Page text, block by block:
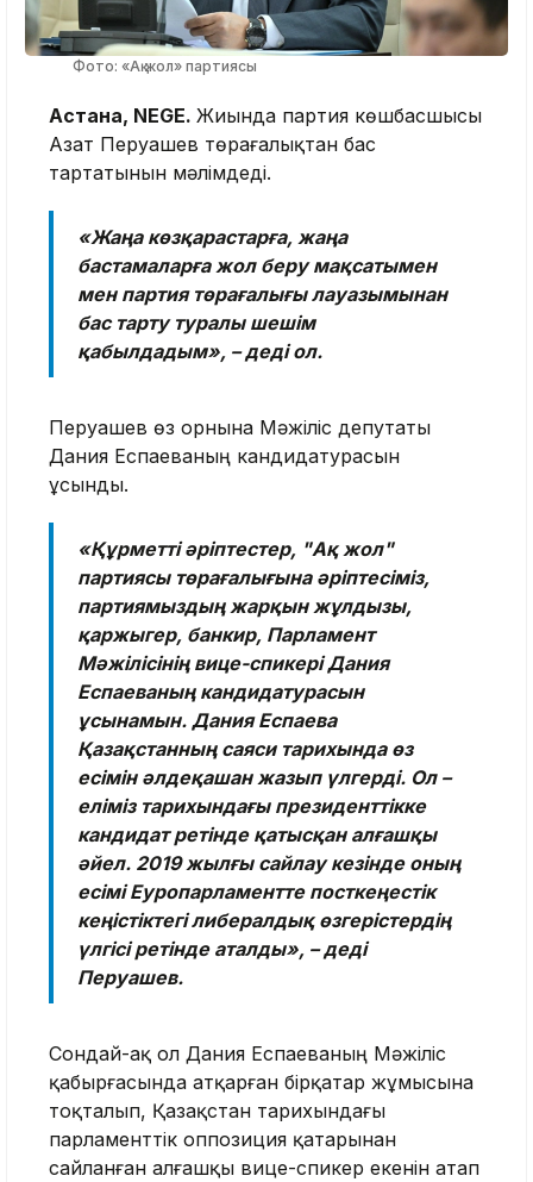
Фото: «Ақ жол» партиясы
Астана, NEGE. Жиында партия көшбасшысы
Азат Перуашев төрағалықтан бас
тартатынын мәлімдеді.
«Жаңа көзқарастарға, жаңа
бастамаларға жол беру мақсатымен
мен партия төрағалығы лауазымынан
бас тарту туралы шешім
қабылдадым», – деді ол.
Перуашев өз орнына Мәжіліс депутаты
Дания Еспаеваның кандидатурасын
ұсынды.
«Құрметті әріптестер, "Ақ жол"
партиясы төрағалығына әріптесіміз,
партиямыздың жарқын жұлдызы,
қаржыгер, банкир, Парламент
Мәжілісінің вице-спикері Дания
Еспаеваның кандидатурасын
ұсынамын. Дания Еспаева
Қазақстанның саяси тарихында өз
есімін әлдеқашан жазып үлгерді. Ол –
еліміз тарихындағы президенттікке
кандидат ретінде қатысқан алғашқы
әйел. 2019 жылғы сайлау кезінде оның
есімі Еуропарламентте посткеңестік
кеңістіктегі либералдық өзгерістердің
үлгісі ретінде аталды», – деді
Перуашев.
Сондай-ақ ол Дания Еспаеваның Мәжіліс
қабырғасында атқарған бірқатар жұмысына
тоқталып, Қазақстан тарихындағы
парламенттік оппозиция қатарынан
сайланған алғашқы вице-спикер екенін атап